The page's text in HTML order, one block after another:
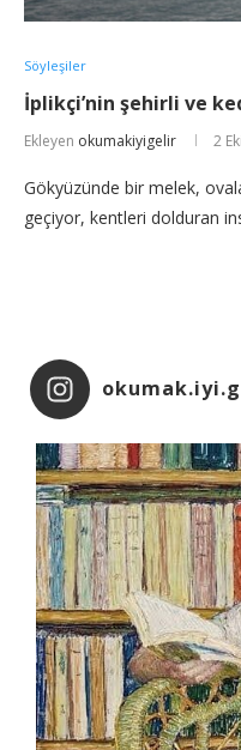
Söyleşiler
İplikçi’nin şehirli ve
Ekleyen okumakiyigelir 2
Gökyüzünde bir melek,
geçiyor, kentleri dolduran